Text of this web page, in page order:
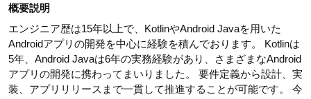
概要説明
エンジニア歴は15年以上で、KotlinやAndroid Javaを用いた
Androidアプリの開発を中心に経験を積んでおります。 Kotlinは
5年、Android Javaは6年の実務経験があり、さまざまなAndroid
アプリの開発に携わってまいりました。 要件定義から設計、実
装、アプリリリースまで一貫して推進することが可能です。 今